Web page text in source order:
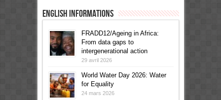
English informations
FRADD12/Ageing in Africa:
From data gaps to
intergenerational action
29 avril 2026
World Water Day 2026: Water
for Equality
24 mars 2026